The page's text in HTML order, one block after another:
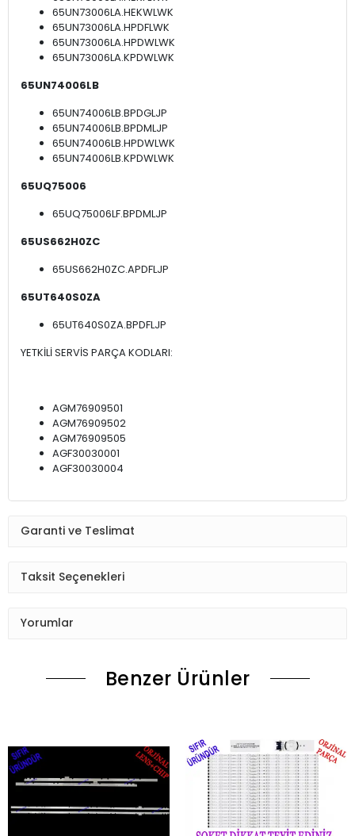
65UN73006LA.HEKWLWK
65UN73006LA.HPDFLWK
65UN73006LA.HPDWLWK
65UN73006LA.KPDWLWK
65UN74006LB
65UN74006LB.BPDGLJP
65UN74006LB.BPDMLJP
65UN74006LB.HPDWLWK
65UN74006LB.KPDWLWK
65UQ75006
65UQ75006LF.BPDMLJP
65US662H0ZC
65US662H0ZC.APDFLJP
65UT640S0ZA
65UT640S0ZA.BPDFLJP
YETKİLİ SERVİS PARÇA KODLARI:
AGM76909501
AGM76909502
AGM76909505
AGF30030001
AGF30030004
Garanti ve Teslimat
Taksit Seçenekleri
Yorumlar
Benzer Ürünler